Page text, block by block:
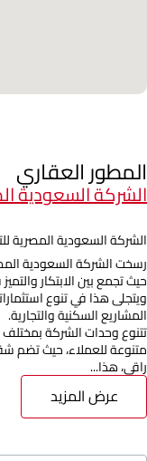
المطور العقاري
الشركة السعودية
الشركة السعودية المصرية
رسخت الشركة السعودية
حيث تجمع بين الابتكار
ويتجلى هذا في تنوع
المشاريع السكنية والتجارية.
تتنوع وحدات الشركة بمختلف
متنوعة للعملاء، حيث تضم
راقي، هذا...
عرض المزيد